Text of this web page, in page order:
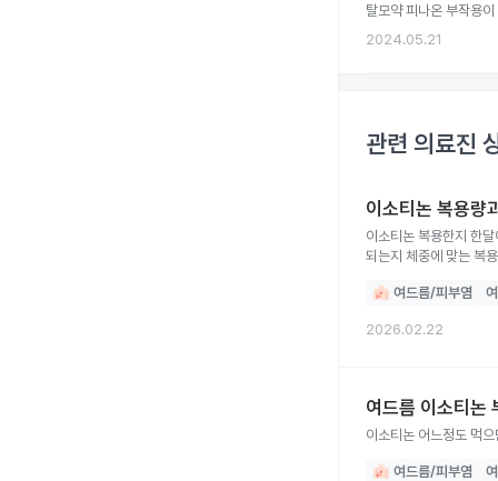
탈모약 피나온 부작용
2024.05.21
관련 의료진
이소티논 복용량
이소티논 복용한지 한
되는지 체중에 맞는 복
여드름/피부염
2026.02.22
여드름 이소티논
이소티논 어느정도 먹
여드름/피부염